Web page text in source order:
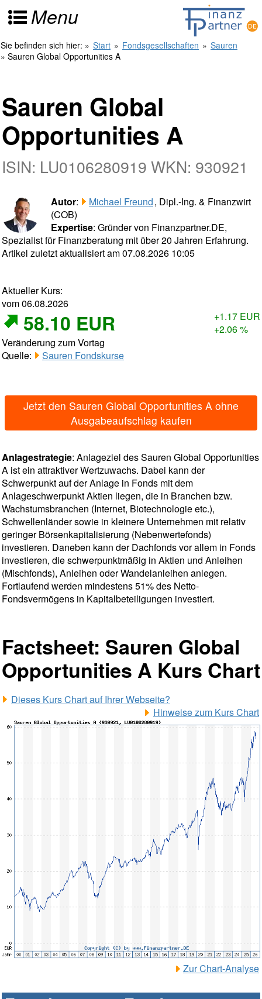
Menu
Sie befinden sich hier: » Start » Fondsgesellschaften » Sauren
» Sauren Global Opportunities A
Sauren Global
Opportunities A
ISIN: LU0106280919 WKN: 930921
Autor: Michael Freund, Dipl.-Ing. & Finanzwirt
(COB)
Expertise: Gründer von Finanzpartner.DE,
Spezialist für Finanzberatung mit über 20 Jahren Erfahrung.
Artikel zuletzt aktualisiert am 07.08.2026 10:05
Aktueller Kurs:
vom 06.08.2026
58.10 EUR
+1.17 EUR
+2.06 %
Veränderung zum Vortag
Quelle:
Sauren Fondskurse
Jetzt den Sauren Global Opportunities A ohne
Ausgabeaufschlag kaufen
Anlagestrategie: Anlageziel des Sauren Global Opportunities
A ist ein attraktiver Wertzuwachs. Dabei kann der
Schwerpunkt auf der Anlage in Fonds mit dem
Anlageschwerpunkt Aktien liegen, die in Branchen bzw.
Wachstumsbranchen (Internet, Biotechnologie etc.),
Schwellenländer sowie in kleinere Unternehmen mit relativ
geringer Börsenkapitalisierung (Nebenwertefonds)
investieren. Daneben kann der Dachfonds vor allem in Fonds
investieren, die schwerpunktmäßig in Aktien und Anleihen
(Mischfonds), Anleihen oder Wandelanleihen anlegen.
Fortlaufend werden mindestens 51% des Netto-
Fondsvermögens in Kapitalbeteiligungen investiert.
Factsheet: Sauren Global
Opportunities A Kurs Chart
Dieses Kurs Chart auf Ihrer Webseite?
Hinweise zum Kurs Chart
Zur Chart-Analyse